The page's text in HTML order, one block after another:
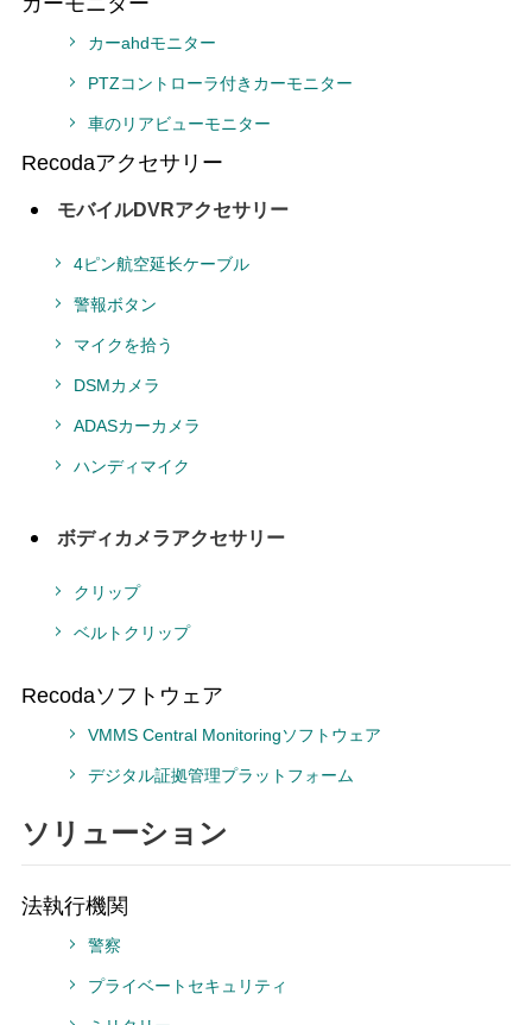
カーahdモニター
PTZコントローラ付きカーモニター
車のリアビューモニター
Recodaアクセサリー
モバイルDVRアクセサリー
4ピン航空延长ケーブル
警報ボタン
マイクを拾う
DSMカメラ
ADASカーカメラ
ハンディマイク
ボディカメラアクセサリー
クリップ
ベルトクリップ
Recodaソフトウェア
VMMS Central Monitoringソフトウェア
デジタル証拠管理プラットフォーム
ソリューション
法執行機関
警察
プライベートセキュリティ